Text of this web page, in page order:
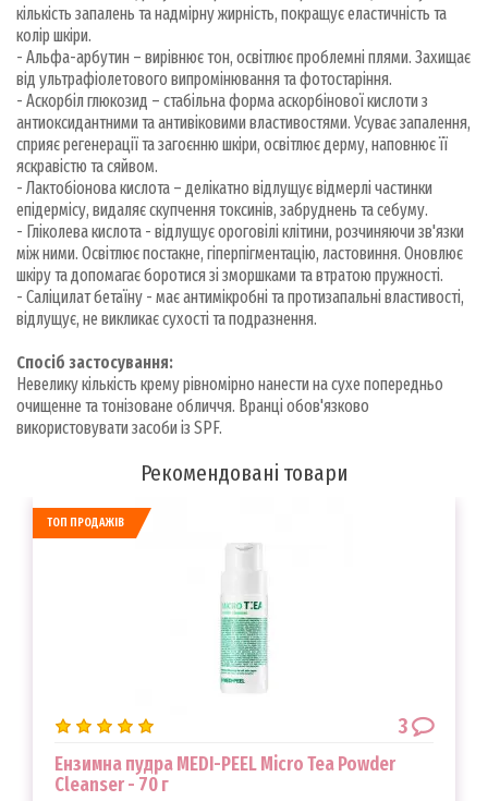
кількість запалень та надмірну жирність, покращує еластичність та
колір шкіри.
- Альфа-арбутин – вирівнює тон, освітлює проблемні плями. Захищає
від ультрафіолетового випромінювання та фотостаріння.
- Аскорбіл глюкозид – стабільна форма аскорбінової кислоти з
антиоксидантними та антивіковими властивостями. Усуває запалення,
сприяє регенерації та загоєнню шкіри, освітлює дерму, наповнює її
яскравістю та сяйвом.
- Лактобіонова кислота – делікатно відлущує відмерлі частинки
епідермісу, видаляє скупчення токсинів, забруднень та себуму.
- Гліколева кислота - відлущує ороговілі клітини, розчиняючи зв'язки
між ними. Освітлює постакне, гіперпігментацію, ластовиння. Оновлює
шкіру та допомагає боротися зі зморшками та втратою пружності.
- Саліцилат бетаїну - має антимікробні та протизапальні властивості,
відлущує, не викликає сухості та подразнення.
Спосіб застосування:
Невелику кількість крему рівномірно нанести на сухе попередньо
очищенне та тонізоване обличчя. Вранці обов'язково
використовувати засоби із SPF.
Рекомендовані товари
ТОП ПРОДАЖІВ
3
Ензимна пудра MEDI-PEEL Micro Tea Powder
Cleanser - 70 г